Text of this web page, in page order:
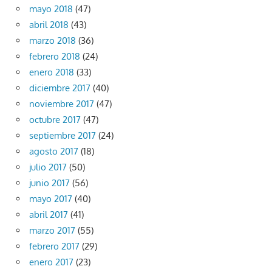
mayo 2018 (47)
abril 2018 (43)
marzo 2018 (36)
febrero 2018 (24)
enero 2018 (33)
diciembre 2017 (40)
noviembre 2017 (47)
octubre 2017 (47)
septiembre 2017 (24)
agosto 2017 (18)
julio 2017 (50)
junio 2017 (56)
mayo 2017 (40)
abril 2017 (41)
marzo 2017 (55)
febrero 2017 (29)
enero 2017 (23)